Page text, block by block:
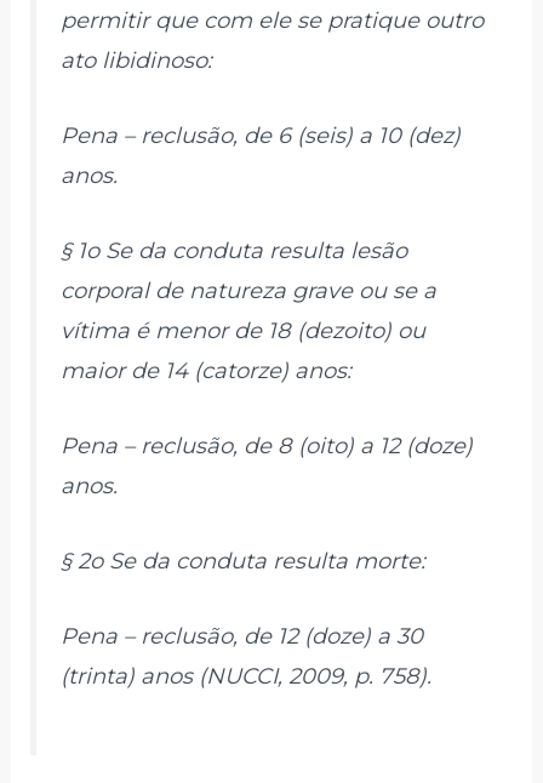
permitir que com ele se pratique outro
ato libidinoso:
Pena – reclusão, de 6 (seis) a 10 (dez)
anos.
§ 1o Se da conduta resulta lesão
corporal de natureza grave ou se a
vítima é menor de 18 (dezoito) ou
maior de 14 (catorze) anos:
Pena – reclusão, de 8 (oito) a 12 (doze)
anos.
§ 2o Se da conduta resulta morte:
Pena – reclusão, de 12 (doze) a 30
(trinta) anos (NUCCI, 2009, p. 758).